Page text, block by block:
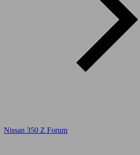
Nissan 350 Z Forum